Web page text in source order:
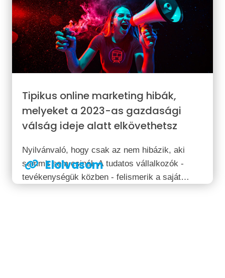
Tipikus online marketing hibák,
melyeket a 2023-as gazdasági
válság ideje alatt elkövethetsz
Nyilvánvaló, hogy csak az nem hibázik, aki
semmit sem csinál. A tudatos vállalkozók -
tevékenységük közben - felismerik a saját
Elolvasom